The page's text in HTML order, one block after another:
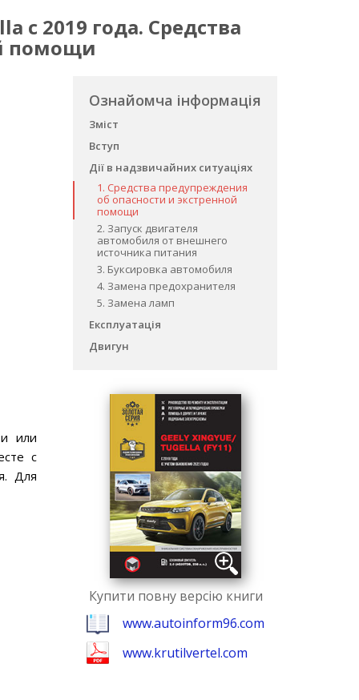
с 2019 года. Средства
помощи
Ознайомча інформація
Зміст
Вступ
Дії в надзвичайних ситуаціях
1. Средства предупреждения
об опасности и экстренной
помощи
2. Запуск двигателя
автомобиля от внешнего
источника питания
3. Буксировка автомобиля
4. Замена предохранителя
5. Замена ламп
Експлуатація
Двигун
Купити повну версію книги
www.autoinform96.com
www.krutilvertel.com
или
с
Для